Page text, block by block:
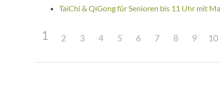
TaiChi & QiGong für Senioren bis 11 Uhr mit
1 2 3 4 5 6 7 8 9 10